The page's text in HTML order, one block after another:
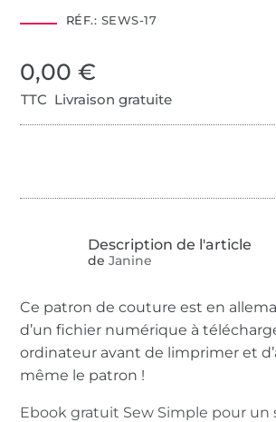
RÉF.: SEWS-17
0,00 €
TTC Livraison gratuite
de Janine
Ce patron de couture est en
d’un fichier numérique à
ordinateur avant de limprimer et
même le patron !
Ebook gratuit Sew Simple pour un